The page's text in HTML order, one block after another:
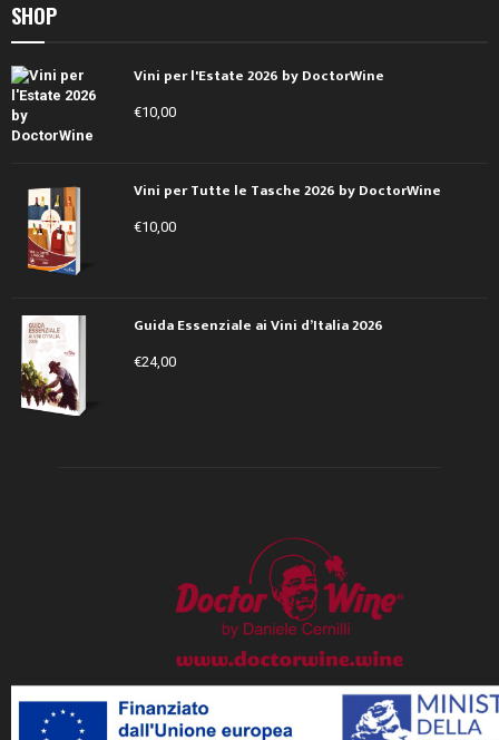
SHOP
Vini per l'Estate 2026 by DoctorWine
€10,00
Vini per Tutte le Tasche 2026 by DoctorWine
€10,00
Guida Essenziale ai Vini d’Italia 2026
€24,00